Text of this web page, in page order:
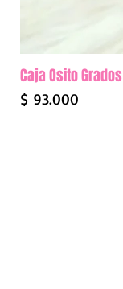
Caja Osito Grados
Precio
$ 93.000